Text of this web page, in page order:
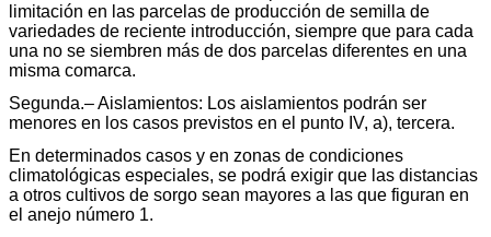
limitación en las parcelas de producción de semilla de
variedades de reciente introducción, siempre que para cada
una no se siembren más de dos parcelas diferentes en una
misma comarca.
Segunda.– Aislamientos: Los aislamientos podrán ser
menores en los casos previstos en el punto IV, a), tercera.
En determinados casos y en zonas de condiciones
climatológicas especiales, se podrá exigir que las distancias
a otros cultivos de sorgo sean mayores a las que figuran en
el anejo número 1.